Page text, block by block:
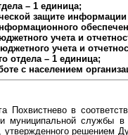
– 1 единица;
защите
учета и
учета и
отдела – 1 единица;
с населением
Похвистнево в
муниципальной службы в
утвержденного решением